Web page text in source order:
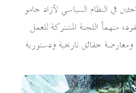
في النظام السياسي لآزاد جامو
متهماً اللجنة المشتركة للعمل
حقائق تاريخية ودستورية